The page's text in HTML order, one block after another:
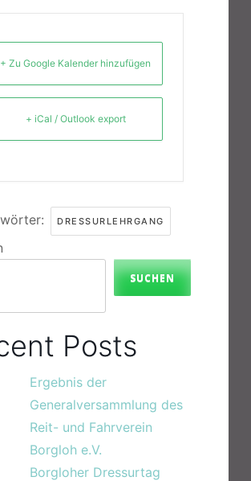
+ Zu Google Kalender hinzufügen
+ iCal / Outlook export
DRESSURLEHRGANG
SUCHEN
Posts
Ergebnis der
Generalversammlung des
Reit- und Fahrverein
Borgloh e.V.
Borgloher Dressurtag